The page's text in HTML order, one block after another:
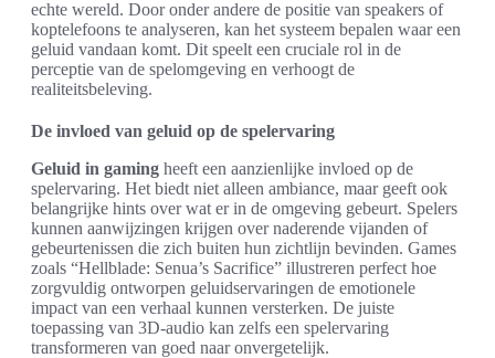
echte wereld. Door onder andere de positie van speakers of
koptelefoons te analyseren, kan het systeem bepalen waar een
geluid vandaan komt. Dit speelt een cruciale rol in de
perceptie van de spelomgeving en verhoogt de
realiteitsbeleving.
De invloed van geluid op de spelervaring
Geluid in gaming heeft een aanzienlijke invloed op de
spelervaring. Het biedt niet alleen ambiance, maar geeft ook
belangrijke hints over wat er in de omgeving gebeurt. Spelers
kunnen aanwijzingen krijgen over naderende vijanden of
gebeurtenissen die zich buiten hun zichtlijn bevinden. Games
zoals “Hellblade: Senua’s Sacrifice” illustreren perfect hoe
zorgvuldig ontworpen geluidservaringen de emotionele
impact van een verhaal kunnen versterken. De juiste
toepassing van 3D-audio kan zelfs een spelervaring
transformeren van goed naar onvergetelijk.